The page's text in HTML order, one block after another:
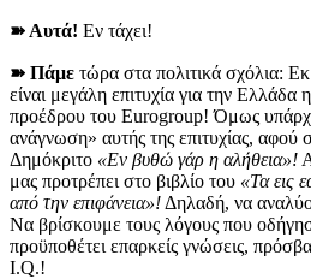
➽ Αυτά! Εν τάχει!
➽ Πάμε τώρα στα πολιτικά σχόλια:
είναι μεγάλη επιτυχία για την
προέδρου του Eurogroup! Όμως
ανάγνωση» αυτής της επιτυχίας,
Δημόκριτο «Εν βυθώ γάρ η αλήθεια»!
μας προτρέπει στο βιβλίο του «Τα εις
από την επιφάνεια»! Δηλαδή, να
Να βρίσκουμε τους λόγους που
προϋποθέτει επαρκείς γνώσεις,
I.Q.!